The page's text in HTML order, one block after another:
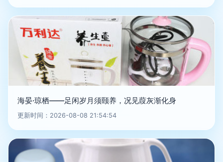
海晏·琼栖——足闲岁月须颐养，况见葭灰渐化身
更新时间：2026-08-08 21:54:54